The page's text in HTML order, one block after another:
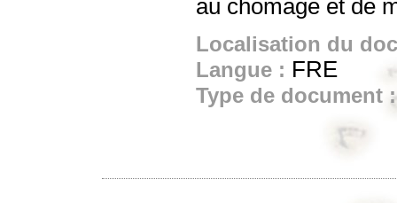
au chômage et de
Localisation du
Langue : FRE
Type de document